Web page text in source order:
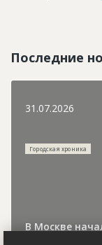
Последние
31.07.2026
Городская хроника
В Москве